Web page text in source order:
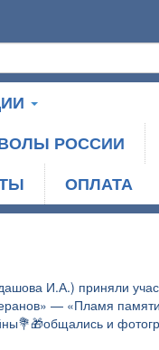
РОССИИ
ОПЛАТА
И.А.) приняли
— «Пламя
и